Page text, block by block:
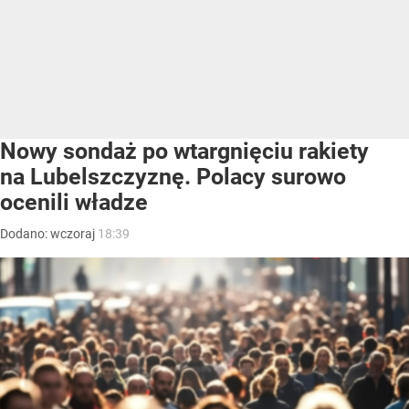
Nowy sondaż po wtargnięciu rakiety
na Lubelszczyznę. Polacy surowo
ocenili władze
Dodano:wczoraj 18:39